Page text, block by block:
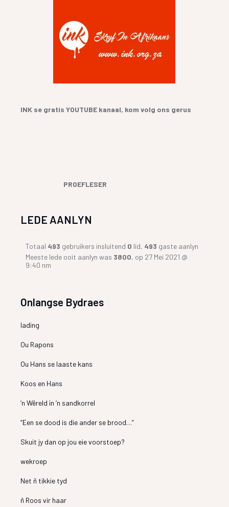
INK se gratis YOUTUBE kanaal, kom volg ons gerus
PROEFLESER
LEDE AANLYN
Totaal 493 gebruikers insluitend 0 lid, 493 gaste aanlyn
Meeste lede ooit aanlyn was 3800, op 27 Mei 2021 @
9:40 nm
Onlangse Bydraes
lading
Ou Rapons
Ou Hans se laaste kans
Koos en Hans
’n Wêreld in ’n sandkorrel
“Een se dood is die ander se brood…”
Skuit jy dan op jou eie voorstoep?
wekroep
Net ñ tikkie tyd
ñ Roos vir haar